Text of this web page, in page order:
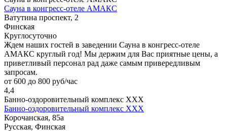
Сауна в конгресс-отеле АМАКС
Ватутина проспект, 2
Финская
Круглосуточно
Ждем наших гостей в заведении Сауна в конгресс-отеле
АМАКС круглый год! Мы держим для Вас приятные цены, а
приветливый персонал рад даже самым привередливым
запросам.
от 600 до 800 руб/час
4,4
Банно-оздоровительный комплекс ХХХ
Банно-оздоровительный комплекс ХХХ
Корочанская, 85а
Русская, Финская